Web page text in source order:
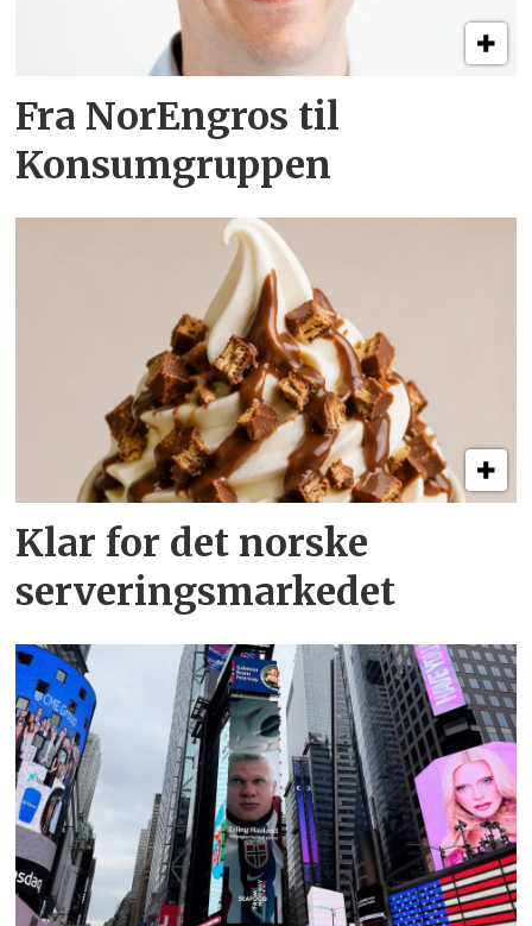
Fra NorEngros til
Konsumgruppen
Klar for det norske
serveringsmarkedet